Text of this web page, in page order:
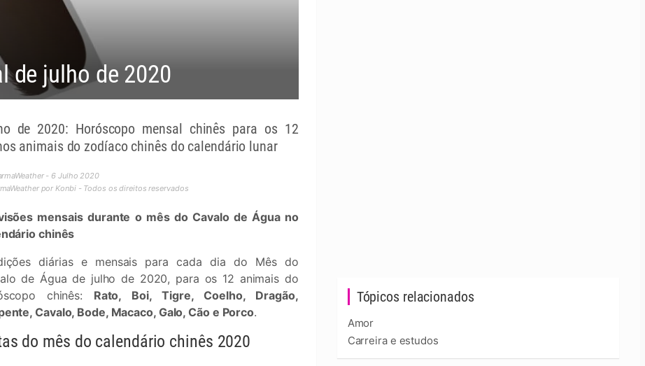
de julho de 2020
de 2020: Horóscopo mensal chinês para os 12
animais do zodíaco chinês do calendário lunar
- 6 Julho 2020
por Konbi - Todos os direitos reservados
mensais durante o mês do Cavalo de Água no
chinês
diárias e mensais para cada dia do Mês do
de Água de julho de 2020, para os 12 animais do
chinês: Rato, Boi, Tigre, Coelho, Dragão,
Cavalo, Bode, Macaco, Galo, Cão e Porco.
do mês do calendário chinês 2020
Tópicos relacionados
Amor
Carreira e estudos